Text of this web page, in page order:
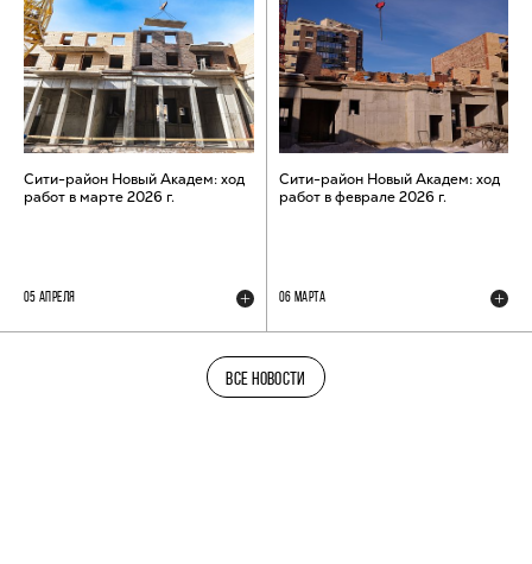
Сити-район Новый Академ: ход
работ в марте 2026 г.
05 АПРЕЛЯ
Сити-район Новый Академ: ход
работ в феврале 2026 г.
06 МАРТА
ВСЕ НОВОСТИ